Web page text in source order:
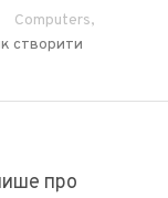
Computers,
створити
про